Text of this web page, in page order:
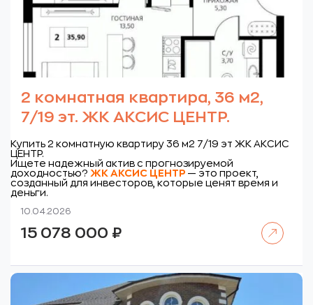
2 комнатная квартира, 36 м2,
7/19 эт. ЖК АКСИС ЦЕНТР.
Купить 2 комнатную квартиру 36 м2 7/19 эт ЖК АКСИС
ЦЕНТР.
Ищете надежный актив с прогнозируемой
доходностью? ЖК АКСИС ЦЕНТР — это проект,
созданный для инвесторов, которые ценят время и
деньги.
10.04.2026
15 078 000 ₽